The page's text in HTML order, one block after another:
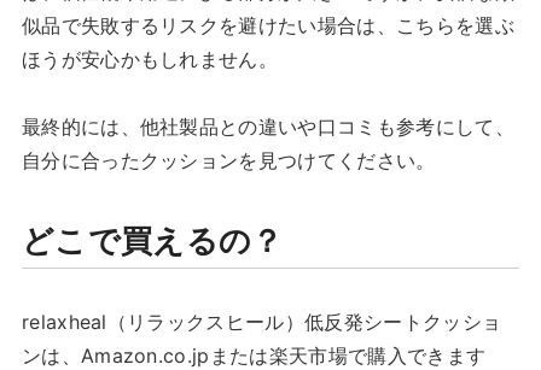
似品で失敗するリスクを避けたい場合は、こちらを選ぶ
ほうが安心かもしれません。
最終的には、他社製品との違いや口コミも参考にして、
自分に合ったクッションを見つけてください。
どこで買えるの？
relaxheal（リラックスヒール）低反発シートクッショ
ンは、Amazon.co.jpまたは楽天市場で購入できます